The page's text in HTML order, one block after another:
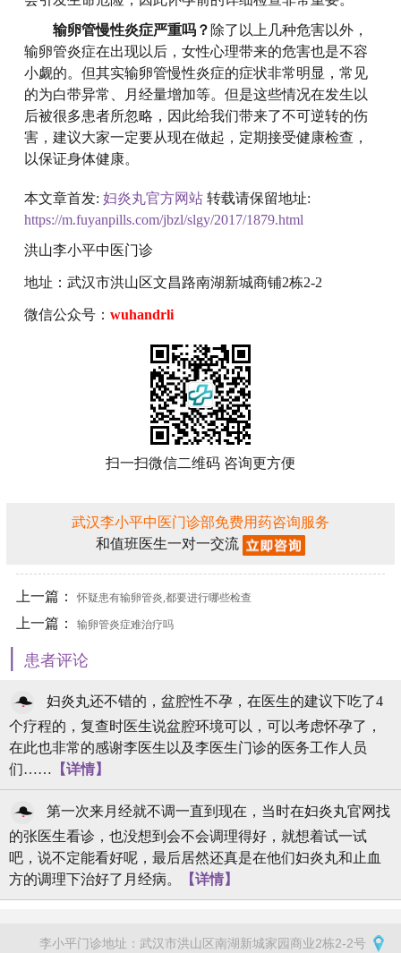
输卵管慢性炎症严重吗？ 除了以上几种危害以外，
输卵管炎症在出现以后，女性心理带来的危害也是不容
小觑的。但其实输卵管慢性炎症的症状非常明显，常见
的为白带异常、月经量增加等。但是这些情况在发生以
后被很多患者所忽略，因此给我们带来了不可逆转的伤
害，建议大家一定要从现在做起，定期接受健康检查，
以保证身体健康。
本文章首发: 妇炎丸官方网站 转载请保留地址:
https://m.fuyanpills.com/jbzl/slgy/2017/1879.html
洪山李小平中医门诊
地址：武汉市洪山区文昌路南湖新城商铺2栋2-2
微信公众号： wuhandrli
扫一扫微信二维码 咨询更方便
武汉李小平中医门诊部免费用药咨询服务
和值班医生一对一交流
上一篇：怀疑患有输卵管炎,都要进行哪些检查
上一篇： 输卵管炎症难治疗吗
| 患者评论
妇炎丸还不错的，盆腔性不孕，在医生的建议下吃了4
个疗程的，复查时医生说盆腔环境可以，可以考虑怀孕了，
在此也非常的感谢李医生以及李医生门诊的医务工作人员
们…… 【详情】
第一次来月经就不调一直到现在，当时在妇炎丸官网找
的张医生看诊，也没想到会不会调理得好，就想着试一试
吧，说不定能看好呢，最后居然还真是在他们妇炎丸和止血
方的调理下治好了月经病。
【详情】
李小平门诊地址：武汉市洪山区南湖新城家园商业2栋2-2号